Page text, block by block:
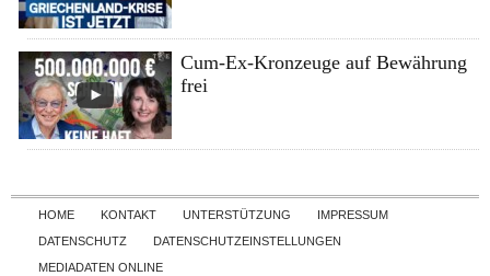
Cum-Ex-Kronzeuge auf Bewährung
frei
Skip to content
HOME KONTAKT UNTERSTÜTZUNG
IMPRESSUM
DATENSCHUTZ
DATENSCHUTZEINSTELLUNGEN
MEDIADATEN ONLINE